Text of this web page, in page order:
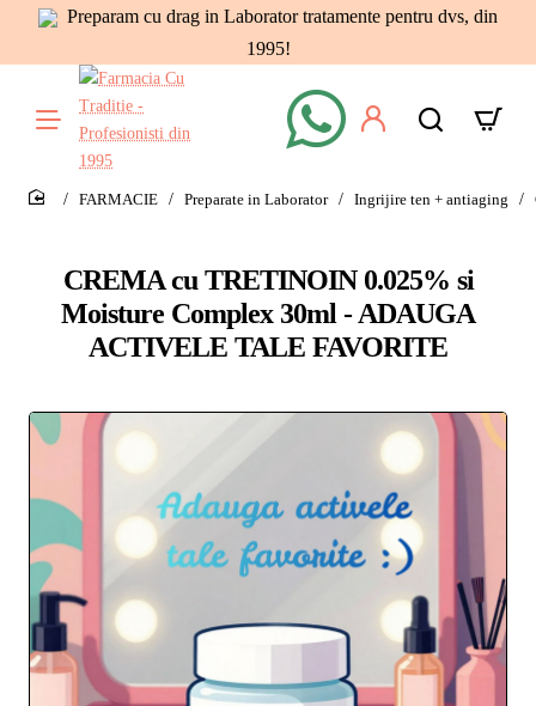
Preparam cu drag in Laborator tratamente pentru dvs, din
1995!
CREMA cu TRETINOIN 0.025% si
Moisture Complex 30ml - ADAUGA
ACTIVELE TALE FAVORITE
FARMACIE Preparate in Laborator Ingrijire ten + antiaging